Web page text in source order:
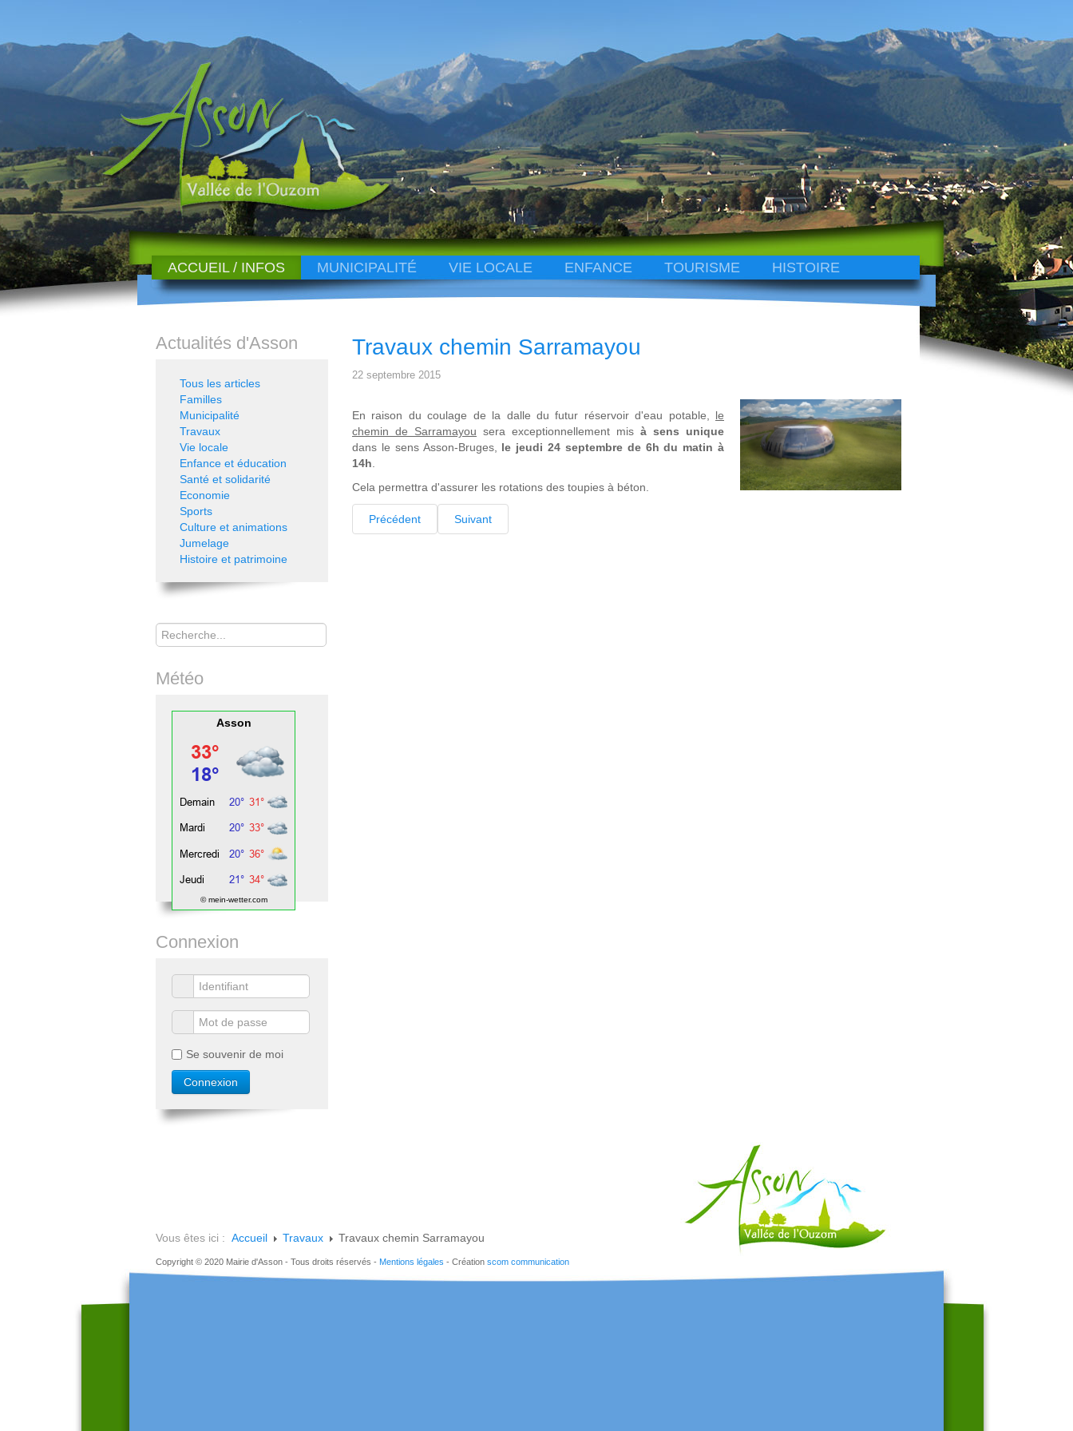
ACCUEIL / INFOS MUNICIPALITÉ VIE LOCALE ENFANCE TOURISME HISTOIRE
Travaux chemin Sarramayou
22 septembre 2015
En raison du coulage de la dalle du futur réservoir d'eau potable, le
chemin de Sarramayou sera exceptionnellement mis à sens unique
dans le sens Asson-Bruges, le jeudi 24 septembre de 6h du matin à
14h
Cela permettra d'assurer les rotations des toupies à béton.
Précédent Suivant
Actualités d'Asson
Tous les articles
Familles
Municipalité
Travaux
Vie locale
Enfance et éducation
Santé et solidarité
Economie
Sports
Culture et animations
Jumelage
Histoire et patrimoine
Rechercher
Météo
Asson
© mein-wetter.com
Connexion
Se souvenir de moi
Vous êtes ici : Accueil Travaux Travaux chemin Sarramayou
Copyright © 2020 Mairie d'Asson - Tous droits réservés - Mentions légales - Création scom communication